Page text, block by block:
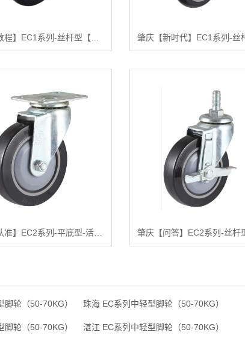
轮（50-70KG） 珠海 EC系列中轻型脚轮（50-70KG）
脚轮（50-70KG） 湛江 EC系列中轻型脚轮（50-70KG）